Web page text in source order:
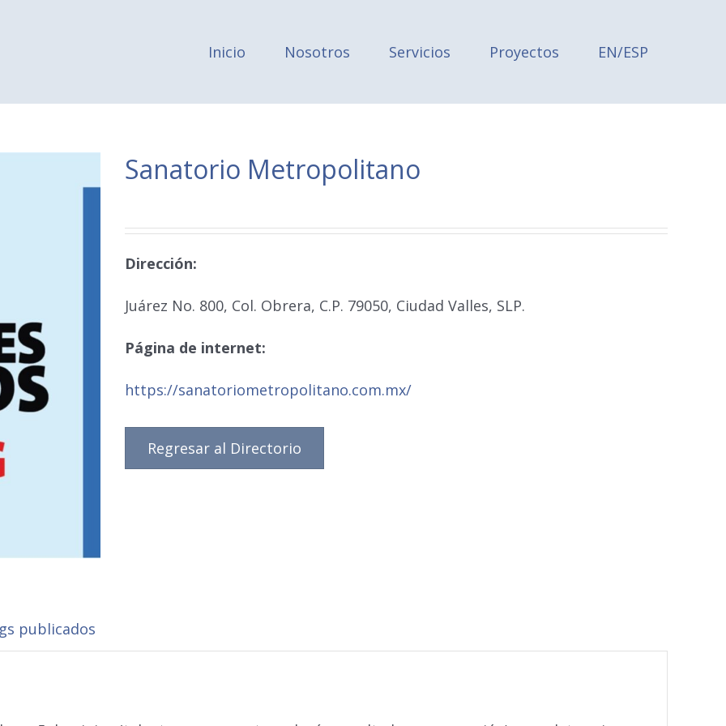
Inicio Nosotros Servicios Proyectos EN/ESP
Sanatorio Metropolitano
Dirección:
Juárez No. 800, Col. Obrera, C.P. 79050, Ciudad Valles, SLP.
Página de internet:
https://sanatoriometropolitano.com.mx/
Regresar al Directorio
publicados